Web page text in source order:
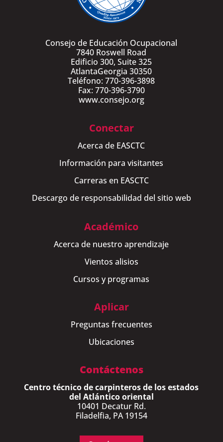
Consejo de Educación Ocupacional
7840 Roswell Road
Edificio 300, Suite 325
AtlantaGeorgia 30350
Teléfono: 770-396-3898
Fax: 770-396-3790
www.consejo.org
Conectar
Acerca de EASCTC
Información para visitantes
Carreras en EASCTC
Descargo de responsabilidad del sitio web
Académico
Acerca de nuestro aprendizaje
Vientos alisios
Cursos y programas
Aplicar
Preguntas frecuentes
Ubicaciones
Contáctenos
Centro técnico de carpinteros de los estados
del Atlántico oriental
10401 Decatur Rd.
Filadelfia, PA 19154